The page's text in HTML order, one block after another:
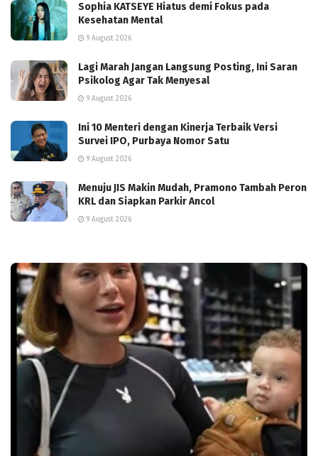
Sophia KATSEYE Hiatus demi Fokus pada
Kesehatan Mental
9 August 2026
Lagi Marah Jangan Langsung Posting, Ini Saran
Psikolog Agar Tak Menyesal
9 August 2026
Ini 10 Menteri dengan Kinerja Terbaik Versi
Survei IPO, Purbaya Nomor Satu
9 August 2026
Menuju JIS Makin Mudah, Pramono Tambah Peron
KRL dan Siapkan Parkir Ancol
9 August 2026